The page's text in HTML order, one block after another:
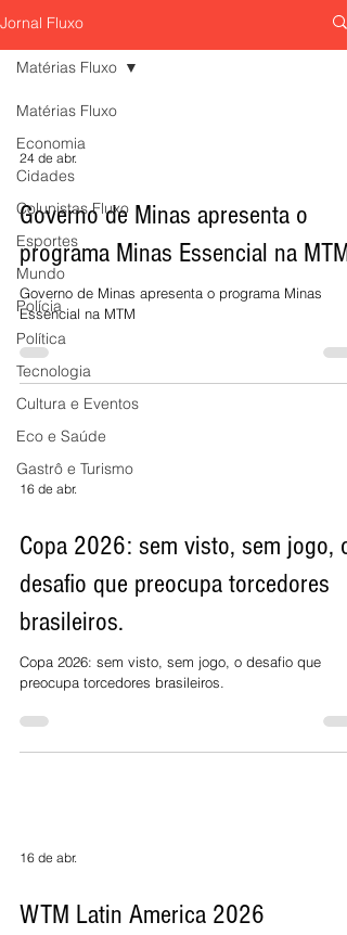
projeta a América Latina para o
mundo
"América Latina: Tudo que a Terra Guarda"
Matula Film Festival, revelando como a
ferramenta de preservação cultural,
desenvolvimento sustentável e
fortalecimento da identidade dos povos
latino-americanos.
Jornal Fluxo
Matérias Fluxo
Economia
Cidades
Colunistas Fluxo
Esportes
Mundo
Polícia
Política
Tecnologia
Cultura e Eventos
Eco e Saúde
Gastrô e Turismo
Matérias Fluxo
24 de abr.
Governo de Minas apresenta o
programa Minas Essencial na MTM
Governo de Minas apresenta o programa Minas
Essencial na MTM
16 de abr.
Copa 2026: sem visto, sem jogo, o
desafio que preocupa torcedores
brasileiros.
Copa 2026: sem visto, sem jogo, o desafio que
preocupa torcedores brasileiros.
16 de abr.
WTM Latin America 2026